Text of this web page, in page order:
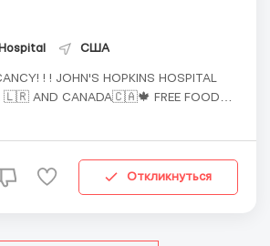
США
CANADA🇨🇦🍁 FREE FOOD
Откликнуться